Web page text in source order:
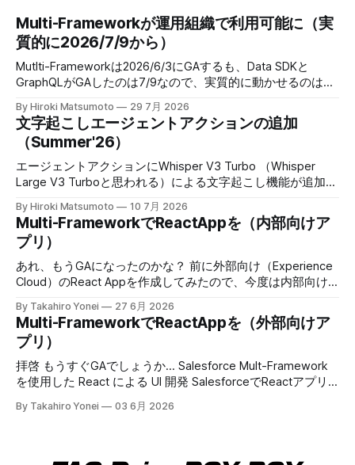
Multi-Frameworkが運用組織で利用可能に（実
質的に2026/7/9から）
Mutlti-Frameworkは2026/6/3にGAするも、Data SDKと
GraphQLがGAしたのは7/9なので、実質的に動かせるのは、
available starting June 3, 2026. Develop React Apps with
Salesforce Multi-Framework (Generally Available)
When: This feature is generally available starting July 9,
2026. Get Record Data in Your React Apps with Data SDK
and
By Hiroki Matsumoto 29 7月 2026
文字起こしエージェントアクションの追加
（Summer'26）
エージェントアクションにWhisper V3 Turbo （Whisper
Large V3 Turboと思われる）による文字起こし機能が追加。
5MB未満 * 話者識別やタイムスタンプはない。 電話音声だ
と帯域狭いから、適切な前処理すれば50分ぐらいいけるか
も。MP3 64Kbpsだと10分ほどの計算になる。 Choose a
Transcription Model for the Speech to Text Agent Action
Use the Transcription Model parameter on the Speech to
Choose the model
By Hiroki Matsumoto 10 7月 2026
Multi-FrameworkでReactAppを（内部向けア
プリ）
あれ、もうGAになったのかな？ 前に外部向け（Experience
Cloud）のReact Appを作成してみたので、今度は内部向け
のか試してみよう。 内部向けのsfdxプロジェクトを作成 今
回は --template に reactinternalapp を指定する $ sf
template generate project --name wkInReactApp --
template reactinternalapp npmパッケージのインストール＆
ビルド READMEにある通りに、作成したプロジェクトのルー
sf-project-setup > @salesforce/ui-bundle-template-base-
By Takahiro Yonei 27 6月 2026
Multi-FrameworkでReactAppを（外部向けア
プリ）
拝啓 もうすぐGAでしょうか... Salesforce Mult-Framework
を使用した React による UI 開発 SalesforceでReactアプリ
してみます。 以下、ご参考 GitHub -
collection of easy-to-digest code examples for React on
By Takahiro Yonei 03 6月 2026